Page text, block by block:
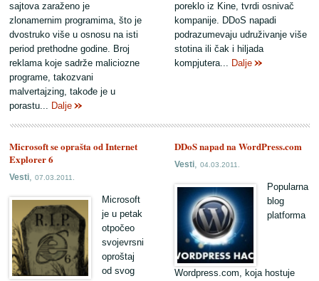
poreklo iz Kine, tvrdi osnivač
kompanije. DDoS napadi
podrazumevaju udruživanje više
stotina ili čak i hiljada
kompjutera... Dalje
sajtova zaraženo je
zlonamernim programima, što je
dvostruko više u osnosu na isti
period prethodne godine. Broj
reklama koje sadrže maliciozne
programe, takozvani
malvertajzing, takođe je u
porastu... Dalje
DDoS napad na WordPress.com
Vesti,04.03.2011.
Popularna
blog
platforma
Wordpress.com, koja hostuje
Microsoft se oprašta od Internet
Explorer 6
Vesti,07.03.2011.
Microsoft
je u petak
otpočeo
svojevrsni
oproštaj
od svog